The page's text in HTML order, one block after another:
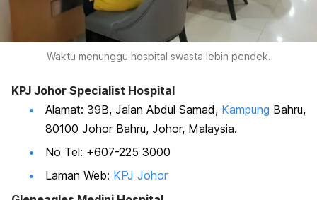
Waktu menunggu hospital swasta lebih pendek.
KPJ Johor Specialist Hospital
Alamat: 39B, Jalan Abdul Samad, Kampung Bahru,
80100 Johor Bahru, Johor, Malaysia.
No Tel: +607-225 3000
Laman Web: KPJ Johor